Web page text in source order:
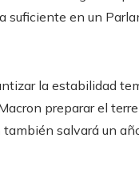
suficiente en un
la estabilidad
preparar el
salvará un